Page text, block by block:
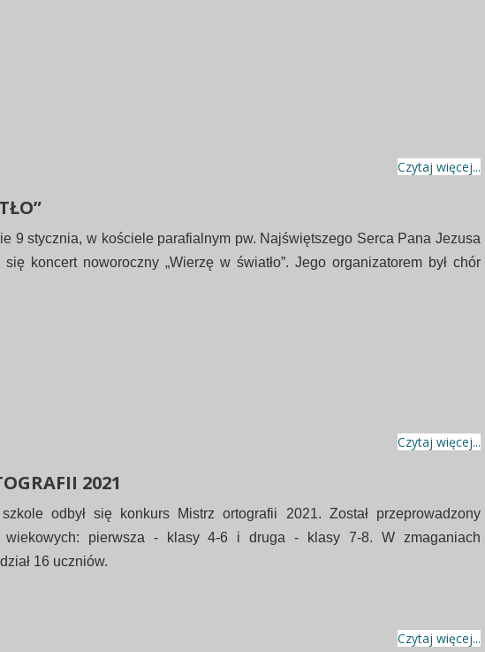
Czytaj więcej...
9 stycznia, w kościele parafialnym pw. Najświętszego Serca Pana Jezusa
koncert noworoczny „Wierzę w światło”. Jego organizatorem był chór
Czytaj więcej...
2021
odbył się konkurs Mistrz ortografii 2021. Został przeprowadzony
wiekowych: pierwsza - klasy 4-6 i druga - klasy 7-8. W zmaganiach
16 uczniów.
Czytaj więcej...